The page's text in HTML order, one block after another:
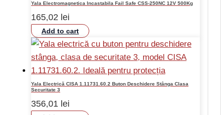
Yala Electromagnetica Incastabila Fail Safe CSS-250NC 12V 500Kg
165,02 lei
Add to cart
Yala Electrică CISA 1.11731.60.2 Buton Deschidere Stânga Clasa
Securitate 3
356,01 lei